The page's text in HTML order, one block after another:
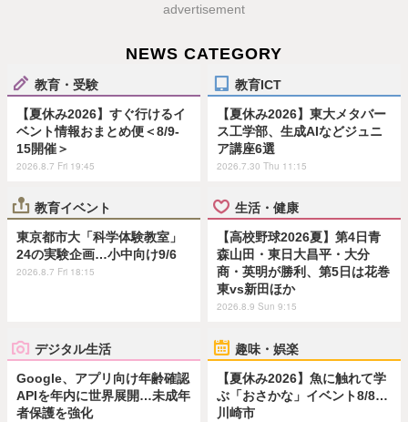
advertisement
NEWS CATEGORY
教育・受験
【夏休み2026】すぐ行けるイ
ベント情報おまとめ便＜8/9-
15開催＞
2026.8.7 Fri 19:45
教育ICT
【夏休み2026】東大メタバー
ス工学部、生成AIなどジュニ
ア講座6選
2026.7.30 Thu 11:15
教育イベント
東京都市大「科学体験教室」
24の実験企画…小中向け9/6
2026.8.7 Fri 18:15
生活・健康
【高校野球2026夏】第4日青
森山田・東日大昌平・大分
商・英明が勝利、第5日は花巻
東vs新田ほか
2026.8.9 Sun 9:15
デジタル生活
Google、アプリ向け年齢確認
APIを年内に世界展開…未成年
者保護を強化
趣味・娯楽
【夏休み2026】魚に触れて学
ぶ「おさかな」イベント8/8…
川崎市